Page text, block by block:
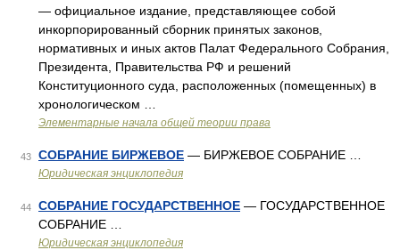
— официальное издание, представляющее собой
инкорпорированный сборник принятых законов,
нормативных и иных актов Палат Федерального Собрания,
Президента, Правительства РФ и решений
Конституционного суда, расположенных (помещенных) в
хронологическом …
Элементарные начала общей теории права
43 СОБРАНИЕ БИРЖЕВОЕ — БИРЖЕВОЕ СОБРАНИЕ …
Юридическая энциклопедия
44 СОБРАНИЕ ГОСУДАРСТВЕННОЕ — ГОСУДАРСТВЕННОЕ
СОБРАНИЕ …
Юридическая энциклопедия